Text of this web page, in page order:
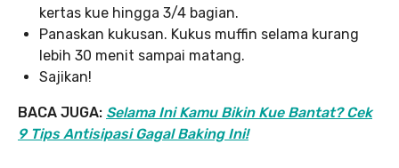
kertas kue hingga 3/4 bagian.
Panaskan kukusan. Kukus muffin selama kurang
lebih 30 menit sampai matang.
Sajikan!
BACA JUGA: Selama Ini Kamu Bikin Kue Bantat? Cek
9 Tips Antisipasi Gagal Baking Ini!